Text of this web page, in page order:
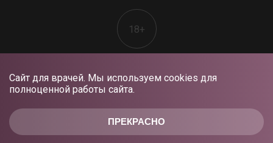
ПРЕКРАСНО
Сайт для врачей. Мы используем cookies для
полноценной работы сайта.
18+